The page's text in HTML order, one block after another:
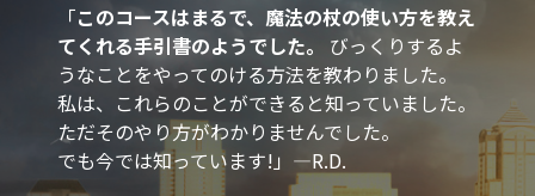
「このコースはまるで、魔法の杖の使い方を教え
てくれる手引書のようでした。
びっくりするよ
うなことをやってのける方法を教わりました。
私は、これらのことができると知っていました。
ただそのやり方がわかりませんでした。
でも今では知っています!」 ­—R.D.